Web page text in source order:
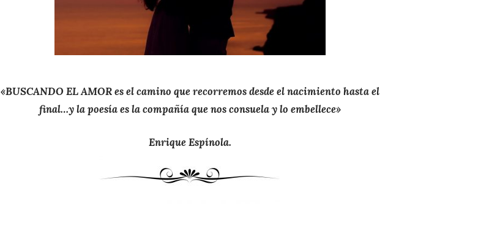
«BUSCANDO EL AMOR es el camino que recorremos desde el nacimiento hasta el
final…y la poesía es la compañía que nos consuela y lo embellece»
Enrique Espínola.